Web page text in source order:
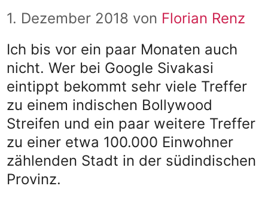
1. Dezember 2018 von Florian Renz
Ich bis vor ein paar Monaten auch
nicht. Wer bei Google Sivakasi
eintippt bekommt sehr viele Treffer
zu einem indischen Bollywood
Streifen und ein paar weitere Treffer
zu einer etwa 100.000 Einwohner
zählenden Stadt in der südindischen
Provinz.